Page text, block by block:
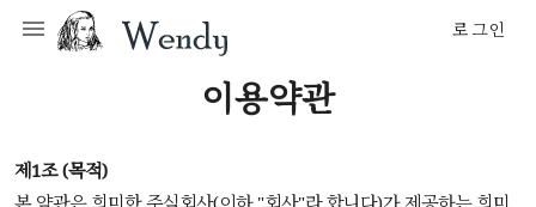
로그인
이용약관
제1조 (목적)
본 약관은 희미한 주식회사(이하 "회사"라 합니다)가 제공하는 희미